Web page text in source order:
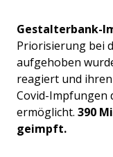
Gestalterbank-
Priorisierung bei
aufgehoben
reagiert und
Covid-Impfungen
ermöglicht. 390
geimpft.